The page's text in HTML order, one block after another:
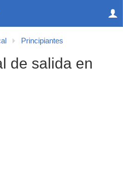
Principiantes
de salida en